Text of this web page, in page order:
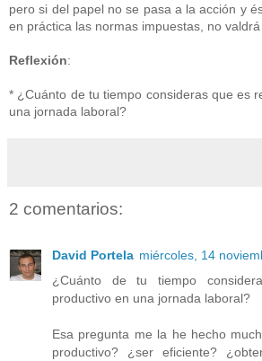
pero si del papel no se pasa a la acción y
en práctica las normas impuestas, no valdrá
Reflexión:
* ¿Cuánto de tu tiempo consideras que es
una jornada laboral?
2 comentarios:
David Portela miércoles, 14
¿Cuánto de tu tiempo
productivo en una jornada laboral?
Esa pregunta me la he hecho
productivo? ¿ser eficiente?